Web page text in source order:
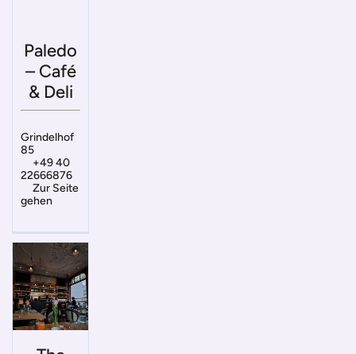
Paledo
– Café
& Deli
Grindelhof
85
+49 40
22666876
Zur Seite
gehen